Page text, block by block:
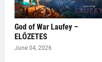
God of War Laufey –
ELŐZETES
June 04, 2026